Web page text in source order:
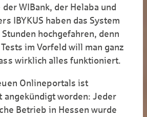
der WIBank, der Helaba und
IBYKUS haben das System
hochgefahren, denn
im Vorfeld will man ganz
wirklich alles funktioniert.
Onlineportals ist
worden: Jeder
Betrieb in Hessen wurde